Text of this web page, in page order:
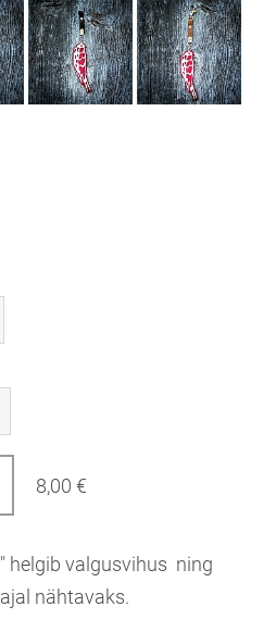
8,00 €
helgib valgusvihus ning
nähtavaks.